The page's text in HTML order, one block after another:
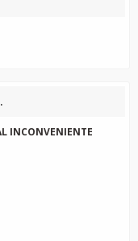
INCONVENIENTE